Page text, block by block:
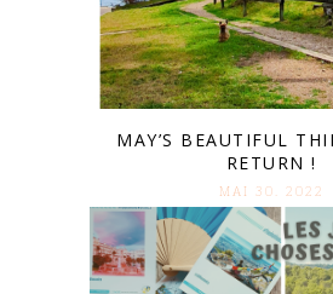
MAY’S BEAUTIFUL
RETURN !
MAI 30. 2022